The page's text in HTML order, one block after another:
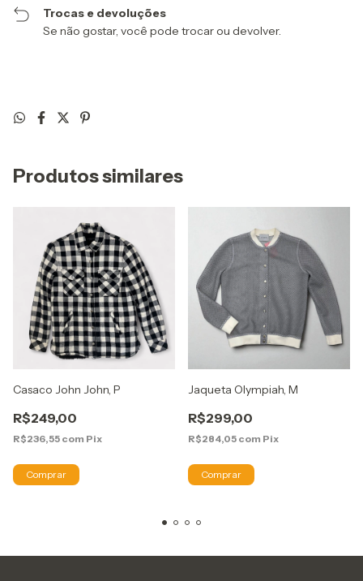
Trocas e devoluções
Se não gostar, você pode trocar ou devolver.
Produtos similares
Casaco John John, P
R$249,00
R$236,55 com Pix
Jaqueta Olympiah, M
R$299,00
R$284,05 com Pix